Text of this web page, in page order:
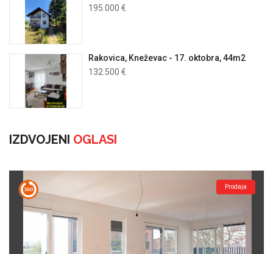
195.000 €
Rakovica, Kneževac - 17. oktobra, 44m2
132.500 €
IZDVOJENI OGLASI
Prodaja